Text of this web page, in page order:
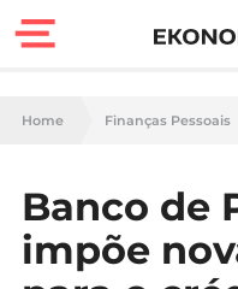
Finanças
Carreira
Home Finanças Pessoais
Banco de
impõe